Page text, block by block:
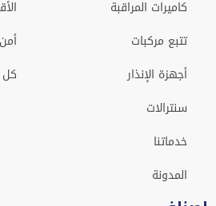
كاميرات المراقبة
تتبع مركبات
أجهزة الإنذار
سنترالات
خدماتنا
المدونة
كل